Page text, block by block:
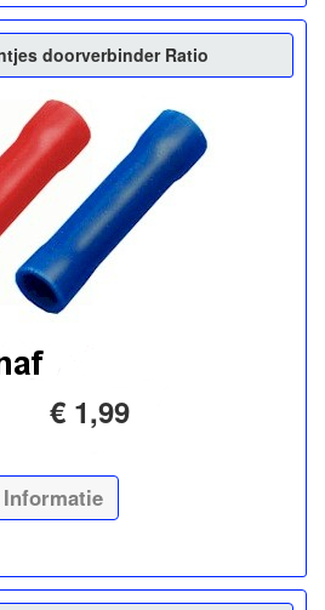
doorverbinder Ratio
€ 1,99
Informatie